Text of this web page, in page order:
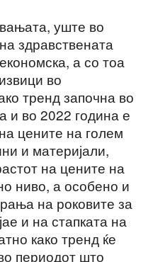
уште во
здравствената
а со тоа
во
тренд започна во
и во 2022 година е
цените на голем
и материјали,
на цените на
ниво, а особено и
на роковите за
и на стапката на
како тренд ќе
периодот што